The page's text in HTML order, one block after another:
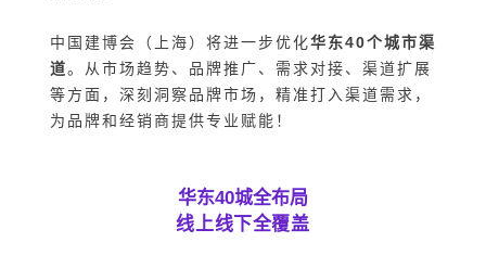
中国建博会（上海）将进一步优化华东40个城市渠
道。从市场趋势、品牌推广、需求对接、渠道扩展
等方面，深刻洞察品牌市场，精准打入渠道需求，
为品牌和经销商提供专业赋能！
华东40城全布局
线上线下全覆盖